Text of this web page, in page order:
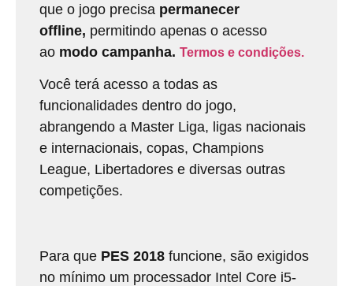
que o jogo precisa permanecer
offline, permitindo apenas o acesso
ao modo campanha. Termos e condições.
Você terá acesso a todas as
funcionalidades dentro do jogo,
abrangendo a Master Liga, ligas nacionais
e internacionais, copas, Champions
League, Libertadores e diversas outras
competições.
Para que PES 2018 funcione, são exigidos
no mínimo um processador Intel Core i5-